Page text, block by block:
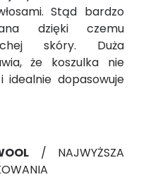
Stąd bardzo
dzięki czemu
skóry. Duża
że koszulka nie
idealnie dopasowuje
/ NAJWYŻSZA